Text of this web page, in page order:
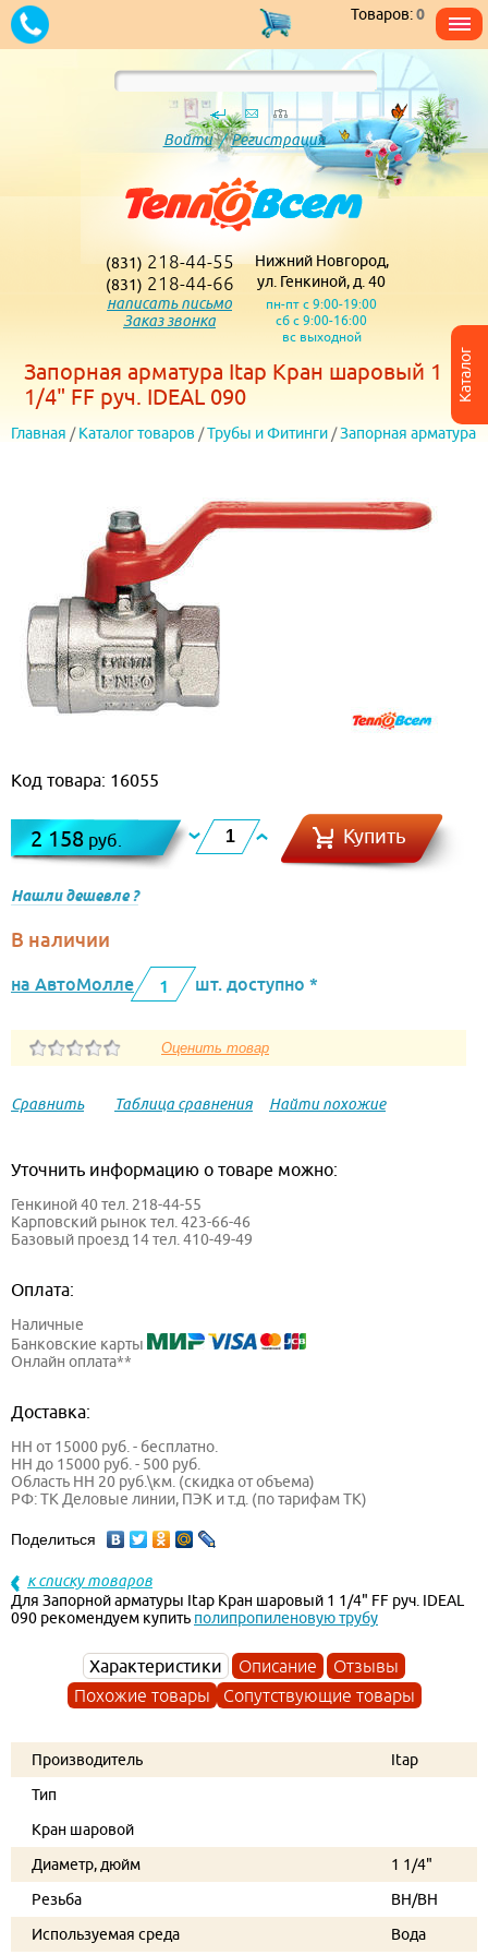
Каталог
Товаров:0
Войти/Регистрация
(831) 218-44-55
(831) 218-44-66
написать письмо
Заказ звонка
Нижний Новгород,
ул. Генкиной, д. 40
пн-пт с 9:00-19:00
сб с 9:00-16:00
вс выходной
Запорная арматура Itap Кран шаровый 1
1/4" FF руч. IDEAL 090
Главная / Каталог товаров /Трубы и Фитинги /Запорная арматура
Код товара: 16055
2 158 руб. Купить
Нашли дешевле ?
В наличии
на АвтоМолле 1 шт. доступно *
Сравнить Таблица сравнения Найти похожие
Уточнить информацию о товаре можно:
Генкиной 40 тел. 218-44-55
Карповский рынок тел. 423-66-46
Базовый проезд 14 тел. 410-49-49
Оплата:
Наличные
Банковские карты
Онлайн оплата**
Доставка:
НН от 15000 руб. - бесплатно.
НН до 15000 руб. - 500 руб.
Область НН 20 руб.\км. (скидка от объема)
РФ: ТК Деловые линии, ПЭК и т.д. (по тарифам ТК)
Поделиться
к списку товаров
Для Запорной арматуры Itap Кран шаровый 1 1/4" FF руч. IDEAL
090 рекомендуем купить полипропиленовую трубу
Характеристики Описание
Отзывы
Похожие товары
Сопутствующие товары
Производитель
Itap
Тип
Кран шаровой
Диаметр, дюйм
1 1/4"
Резьба
ВН/ВН
Используемая среда
Вода